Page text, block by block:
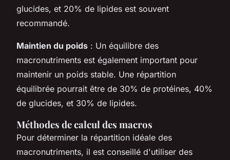
glucides, et 20% de lipides est souvent
recommandé.
Maintien du poids : Un équilibre des
macronutriments est également important pour
maintenir un poids stable. Une répartition
équilibrée pourrait être de 30% de protéines, 40%
de glucides, et 30% de lipides.
Méthodes de calcul des macros
Pour déterminer la répartition idéale des
macronutriments, il est conseillé d'utiliser des